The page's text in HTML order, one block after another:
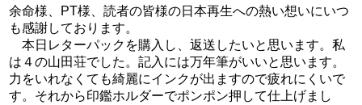
余命様、PT様、読者の皆様の日本再生への熱い想いにいつ
も感謝しております。
本日レターパックを購入し、返送したいと思います。私
は４の山田荘でした。記入には万年筆がいいと思います。
力をいれなくても綺麗にインクが出ますので疲れにくいで
す。それから印鑑ホルダーでポンポン押して仕上げまし